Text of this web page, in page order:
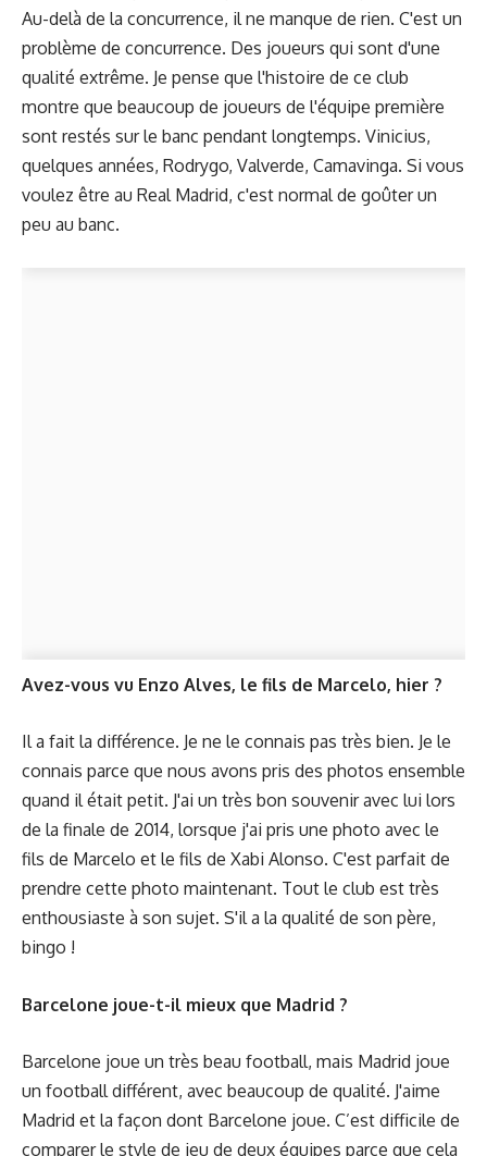
Au-delà de la concurrence, il ne manque de rien. C'est un
problème de concurrence. Des joueurs qui sont d'une
qualité extrême. Je pense que l'histoire de ce club
montre que beaucoup de joueurs de l'équipe première
sont restés sur le banc pendant longtemps. Vinicius,
quelques années, Rodrygo, Valverde, Camavinga. Si vous
voulez être au Real Madrid, c'est normal de goûter un
peu au banc.
Avez-vous vu Enzo Alves, le fils de Marcelo, hier ?
Il a fait la différence. Je ne le connais pas très bien. Je le
connais parce que nous avons pris des photos ensemble
quand il était petit. J'ai un très bon souvenir avec lui lors
de la finale de 2014, lorsque j'ai pris une photo avec le
fils de Marcelo et le fils de Xabi Alonso. C'est parfait de
prendre cette photo maintenant. Tout le club est très
enthousiaste à son sujet. S'il a la qualité de son père,
bingo !
Barcelone joue-t-il mieux que Madrid ?
Barcelone joue un très beau football, mais Madrid joue
un football différent, avec beaucoup de qualité. J'aime
Madrid et la façon dont Barcelone joue. C’est difficile de
comparer le style de jeu de deux équipes parce que cela